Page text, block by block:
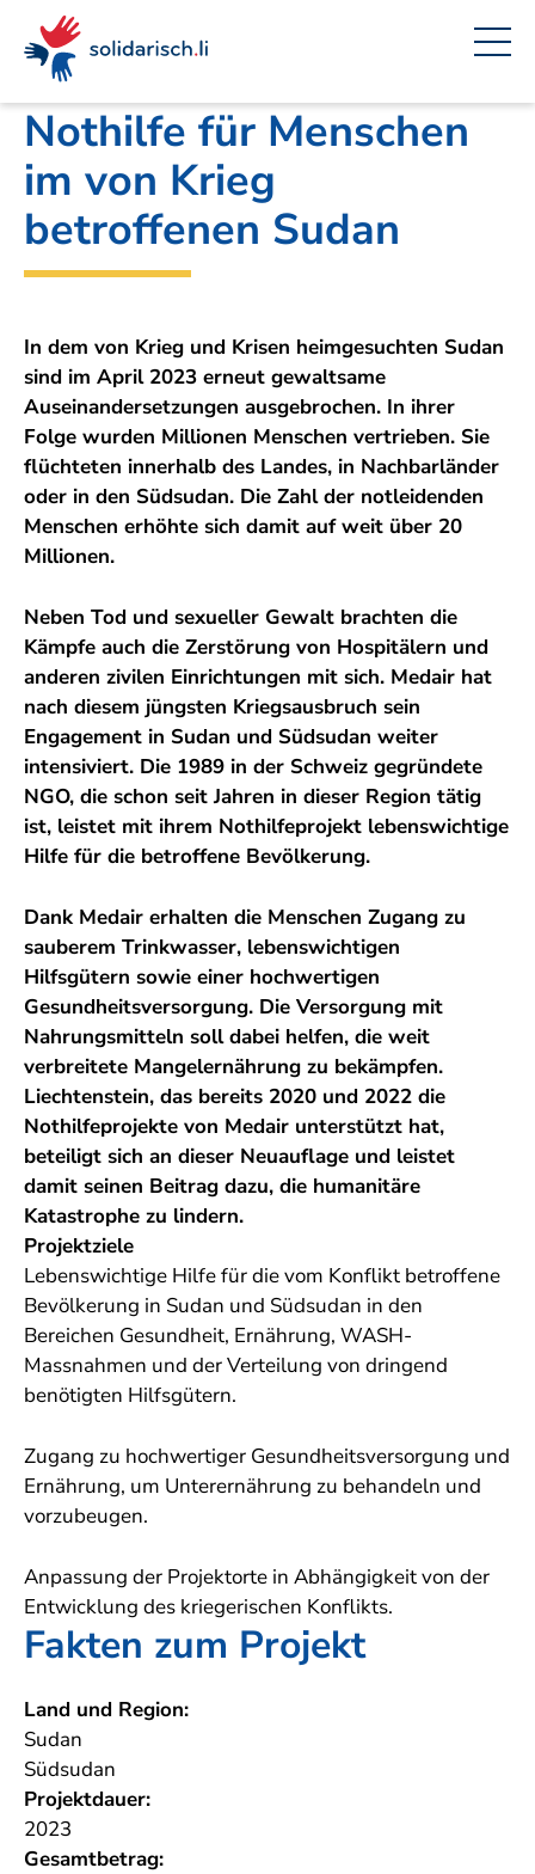
Navigieren
in
solidarisch.li
Schnellnavigation
Seitenkontext
Inhalt
Projekt
von
Amt für Auswärtige Angelegenheiten
Nothilfe für Menschen
im von Krieg
betroffenen Sudan
In dem von Krieg und Krisen heimgesuchten Sudan
sind im April 2023 erneut gewaltsame
Auseinandersetzungen ausgebrochen. In ihrer
Folge wurden Millionen Menschen vertrieben. Sie
flüchteten innerhalb des Landes, in Nachbarländer
oder in den Südsudan. Die Zahl der notleidenden
Menschen erhöhte sich damit auf weit über 20
Millionen.
Neben Tod und sexueller Gewalt brachten die
Kämpfe auch die Zerstörung von Hospitälern und
anderen zivilen Einrichtungen mit sich. Medair hat
nach diesem jüngsten Kriegsausbruch sein
Engagement in Sudan und Südsudan weiter
intensiviert. Die 1989 in der Schweiz gegründete
NGO, die schon seit Jahren in dieser Region tätig
ist, leistet mit ihrem Nothilfeprojekt lebenswichtige
Hilfe für die betroffene Bevölkerung.
Dank Medair erhalten die Menschen Zugang zu
sauberem Trinkwasser, lebenswichtigen
Hilfsgütern sowie einer hochwertigen
Gesundheitsversorgung. Die Versorgung mit
Nahrungsmitteln soll dabei helfen, die weit
verbreitete Mangelernährung zu bekämpfen.
Liechtenstein, das bereits 2020 und 2022 die
Nothilfeprojekte von Medair unterstützt hat,
beteiligt sich an dieser Neuauflage und leistet
damit seinen Beitrag dazu, die humanitäre
Katastrophe zu lindern.
Projektziele
Lebenswichtige Hilfe für die vom Konflikt betroffene
Bevölkerung in Sudan und Südsudan in den
Bereichen Gesundheit, Ernährung, WASH-
Massnahmen und der Verteilung von dringend
benötigten Hilfsgütern.
Zugang zu hochwertiger Gesundheitsversorgung und
Ernährung, um Unterernährung zu behandeln und
vorzubeugen.
Anpassung der Projektorte in Abhängigkeit von der
Entwicklung des kriegerischen Konflikts.
Fakten zum Projekt
Land und Region:
Sudan
Südsudan
Projektdauer:
2023
Gesamtbetrag: